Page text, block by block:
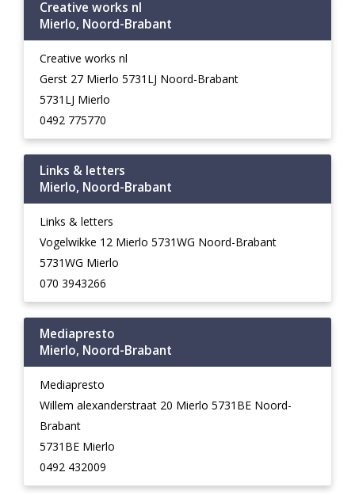
Creative works nl
Mierlo, Noord-Brabant
Creative works nl
Gerst 27 Mierlo 5731LJ Noord-Brabant
5731LJ Mierlo
0492 775770
Links & letters
Mierlo, Noord-Brabant
Links & letters
Vogelwikke 12 Mierlo 5731WG Noord-Brabant
5731WG Mierlo
070 3943266
Mediapresto
Mierlo, Noord-Brabant
Mediapresto
Willem alexanderstraat 20 Mierlo 5731BE Noord-
Brabant
5731BE Mierlo
0492 432009